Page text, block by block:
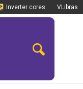
Inverter cores VLibras